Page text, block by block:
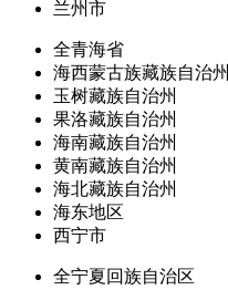
兰州市
全青海省
海西蒙古族藏族自治州
玉树藏族自治州
果洛藏族自治州
海南藏族自治州
黄南藏族自治州
海北藏族自治州
海东地区
西宁市
全宁夏回族自治区